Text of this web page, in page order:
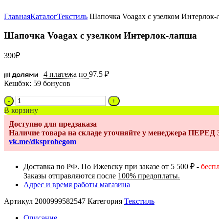
ГлавнаяКаталогТекстиль Шапочка Voagax с узелком Интерлок-
Шапочка Voagax с узелком Интерлок-лапша
390₽
4 платежа по 97.5 ₽
Кешбэк: 59 бонусов
Количество
товара
Шапочка
Voagax
с
узелком
Интерлок-
В корзину
Доступно для предзаказа
Наличие товара на складе уточняйте у менеджера
vk.me/dksprobegom
Доставка по РФ. По Ижевску при заказе от 5 500 ₽ -
Заказы отправляются после 100% предоплаты.
Адрес и время работы магазина
Артикул 2000999582547 Категория Текстиль